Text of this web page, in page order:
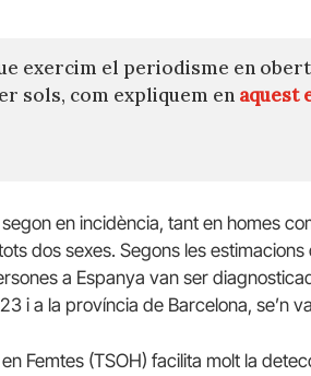
exercim el periodisme en
sols, com expliquem en aquest
en incidència, tant en homes
dos sexes. Segons les estimacions
a Espanya van ser
i a la província de Barcelona, se’n
Femtes (TSOH) facilita molt la